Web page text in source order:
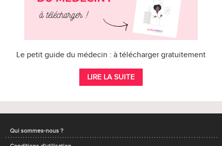
Le petit guide du médecin : à télécharger gratuitement
LIRE LA SUITE
Qui sommes-nous ?